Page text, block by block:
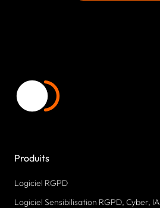
Produits
Logiciel RGPD
Logiciel Sensibilisation RGPD, Cyber, IA